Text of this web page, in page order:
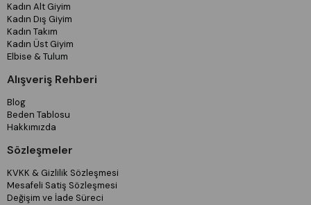
Kadın Alt Giyim
Kadın Dış Giyim
Kadın Takım
Kadın Üst Giyim
Elbise & Tulum
Alışveriş Rehberi
Blog
Beden Tablosu
Hakkımızda
Sözleşmeler
KVKK & Gizlilik Sözleşmesi
Mesafeli Satiş Sözleşmesi
Değişim ve İade Süreci